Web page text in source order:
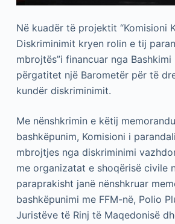
Në kuadër të projektit “Komisioni
Diskriminimit kryen rolin e tij
mbrojtës”i financuar nga
përgatitet një Barometër për të
kundër diskriminimit.
Me nënshkrimin e këtij
bashkëpunim, Komisioni i
mbrojtjes nga diskriminimi
me organizatat e shoqërisë civile
paraprakisht janë nënshkruar
bashkëpunimi me FFM-në, Polio
Juristëve të Rinj të Maqedonisë